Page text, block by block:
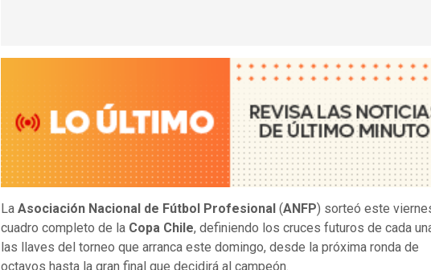
La Asociación Nacional de Fútbol Profesional (ANFP) sorteó este
cuadro completo de la Copa Chile, definiendo los cruces futuros de cada
las llaves del torneo que arranca este domingo, desde la próxima ronda de
octavos hasta la gran final que decidirá al campeón.